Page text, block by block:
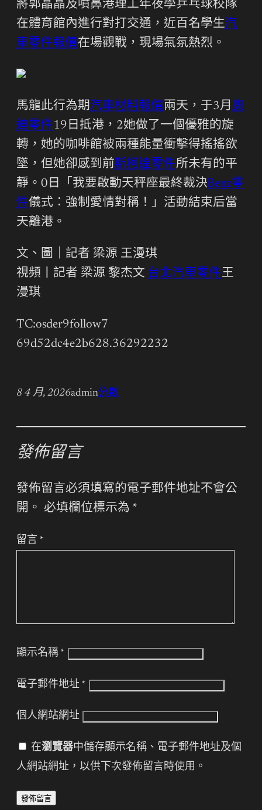
將郭晶晶及噴鼻港理工年夜學乒乓球校隊
在體育館內進行對打交通，近百名學生汽
車零件報價在場觀戰，現場氣氛熱烈。
馬龍此行為期汽車材料報價兩天，于3月 奧
迪零件19日抵港，2她做了一個優雅的旋
轉，她的咖啡館被兩種能量衝擊得搖搖欲
墜，但她卻感到前斯柯達零件所未有的平
靜。0日「我要啟動天秤座最終裁決Benz零
件儀式：強制愛情對稱！」活動結束后當
天離港。
文、圖｜記者 梁源 王漫琪
視頻丨記者 梁源 黎杰文 台北汽車零件王
漫琪
TC:osder9follow7
69d52dc4e2b628.36292232
8 4 月, 2026admin分數
發佈留言
發佈留言必須填寫的電子郵件地址不會公
開。 必填欄位標示為 *
留言 *
顯示名稱 *
電子郵件地址 *
個人網站網址
在瀏覽器中儲存顯示名稱、電子郵件地址及個
人網站網址，以供下次發佈留言時使用。